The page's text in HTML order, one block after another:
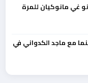
غي مانوكيان للمرة
مع ماجد الكدواني في